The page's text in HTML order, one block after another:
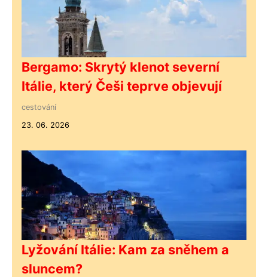
Bergamo: Skrytý klenot severní
Itálie, který Češi teprve objevují
cestování
23. 06. 2026
Lyžování Itálie: Kam za sněhem a
sluncem?